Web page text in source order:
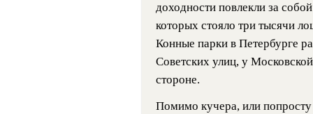
доходности повлекли за
которых стояло три тысячи
Конные парки в Петербурге
Советских улиц, у
стороне.
Помимо кучера, или